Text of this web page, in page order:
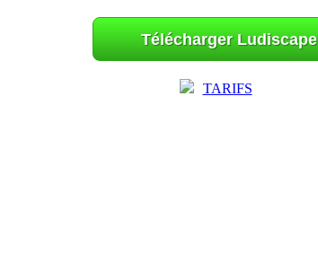
Télécharger Ludiscape
TARIFS